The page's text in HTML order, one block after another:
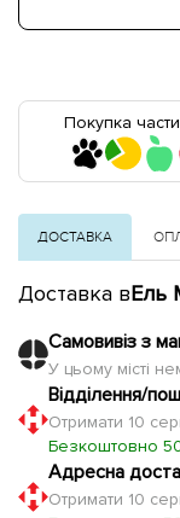
Покупка
ДОСТАВКА
Доставка вЕль
Самовивіз з
У цьому місті
Відділення/
Отримати 10
Безкоштовно
Адресна
Отримати 10